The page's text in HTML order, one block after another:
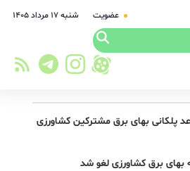
عضویت شنبه ۱۷ مرداد ۱۴۰۵
پلکانی بهای برق مشترکین کشاورزی
بهای برق کشاورزی لغو شد